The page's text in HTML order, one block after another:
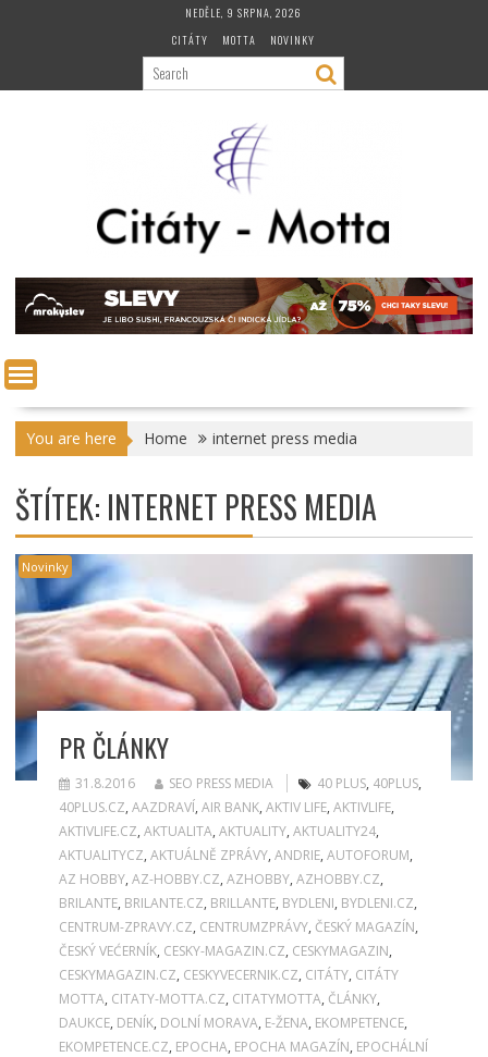
NEDĚLE, 9 SRPNA, 2026
CITÁTY
MOTTA NOVINKY
You are here Home internet press media
ŠTÍTEK: INTERNET PRESS MEDIA
Novinky
PR ČLÁNKY
31.8.2016 SEO PRESS MEDIA 40 PLUS, 40PLUS,
40PLUS.CZ, AAZDRAVÍ, AIR BANK, AKTIV LIFE, AKTIVLIFE,
AKTIVLIFE.CZ, AKTUALITA, AKTUALITY, AKTUALITY24,
AKTUALITYCZ, AKTUÁLNĚ ZPRÁVY, ANDRIE, AUTOFORUM,
AZ HOBBY, AZ-HOBBY.CZ, AZHOBBY, AZHOBBY.CZ,
BRILANTE, BRILANTE.CZ, BRILLANTE, BYDLENI, BYDLENI.CZ,
CENTRUM-ZPRAVY.CZ, CENTRUMZPRÁVY, ČESKÝ MAGAZÍN,
ČESKÝ VEĆERNÍK, CESKY-MAGAZIN.CZ, CESKYMAGAZIN,
CESKYMAGAZIN.CZ, CESKYVECERNIK.CZ, CITÁTY, CITÁTY
MOTTA, CITATY-MOTTA.CZ, CITATYMOTTA, ČLÁNKY,
DAUKCE, DENÍK, DOLNÍ MORAVA, E-ŽENA, EKOMPETENCE,
EKOMPETENCE.CZ, EPOCHA, EPOCHA MAGAZÍN, EPOCHÁLNÍ